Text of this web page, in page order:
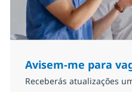
Avisem-me para
Receberás atualizações